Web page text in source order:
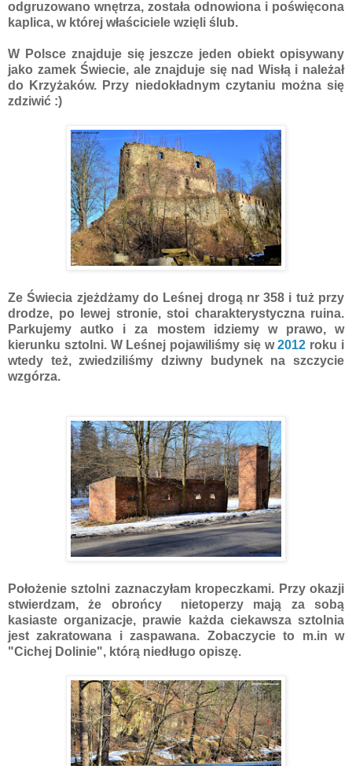
odgruzowano wnętrza, została odnowiona i poświęcona
kaplica, w której właściciele wzięli ślub.
W Polsce znajduje się jeszcze jeden obiekt opisywany
jako zamek Świecie, ale znajduje się nad Wisłą i należał
do Krzyżaków. Przy niedokładnym czytaniu można się
zdziwić :)
Ze Świecia zjeżdżamy do Leśnej drogą nr 358 i tuż przy
drodze, po lewej stronie, stoi charakterystyczna ruina.
Parkujemy autko i za mostem idziemy w prawo, w
kierunku sztolni. W Leśnej pojawiliśmy się w2012 roku i
wtedy też, zwiedziliśmy dziwny budynek na szczycie
wzgórza.
Położenie sztolni zaznaczyłam kropeczkami. Przy okazji
stwierdzam, że obrońcy nietoperzy mają za sobą
kasiaste organizacje, prawie każda ciekawsza sztolnia
jest zakratowana i zaspawana. Zobaczycie to m.in w
"Cichej Dolinie", którą niedługo opiszę.